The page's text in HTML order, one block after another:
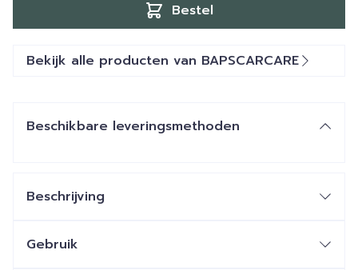
Bestel
Bekijk alle producten van BAPSCARCARE
Beschikbare leveringsmethoden
Beschrijving
Gebruik